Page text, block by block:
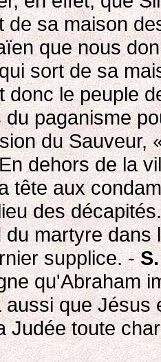
sa maison
que nous
sort de sa
donc le peuple
paganisme
du Sauveur,
dehors de la
tête aux
des
martyre
supplice. -
qu'Abraham
que Jésus
Judée toute